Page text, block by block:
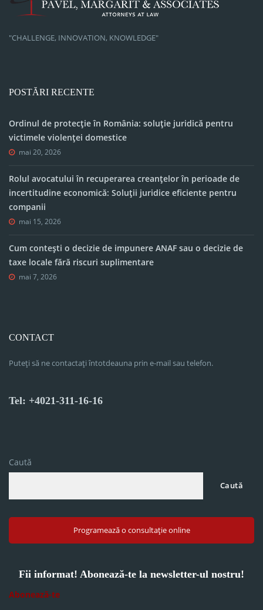
"CHALLENGE, INNOVATION, KNOWLEDGE"
POSTĂRI RECENTE
Ordinul de protecție în România: soluție juridică pentru
victimele violenței domestice
mai 20, 2026
Rolul avocatului în recuperarea creanțelor în perioade de
incertitudine economică: Soluții juridice eficiente pentru
companii
mai 15, 2026
Cum contești o decizie de impunere ANAF sau o decizie de
taxe locale fără riscuri suplimentare
mai 7, 2026
CONTACT
Puteți să ne contactați întotdeauna prin e-mail sau telefon.
Tel: +4021-311-16-16
Caută
Caută
Programează o consultație online
Fii informat! Abonează-te la newsletter-ul nostru!
Abonează-te